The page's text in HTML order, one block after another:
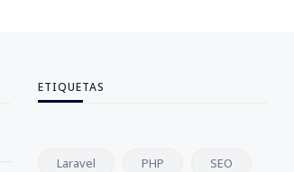
ETIQUETAS
Laravel PHP SEO